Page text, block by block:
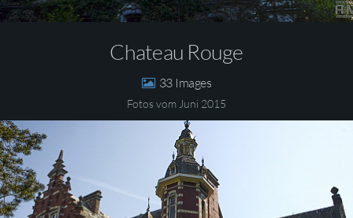
Chateau Rouge
33
Fotos vom Juni 2015